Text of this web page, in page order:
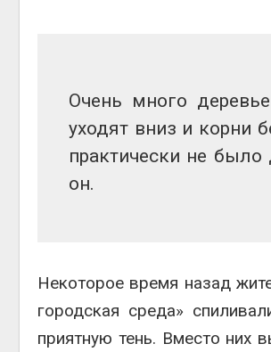
Очень много
уходят вниз и корни
практически не
он.
Некоторое время назад
городская среда»
приятную тень. Вместо них